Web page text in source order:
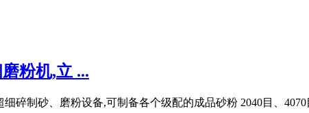
粉机,立 ...
制砂、磨粉设备,可制备各个级配的成品砂粉 2040目、4070